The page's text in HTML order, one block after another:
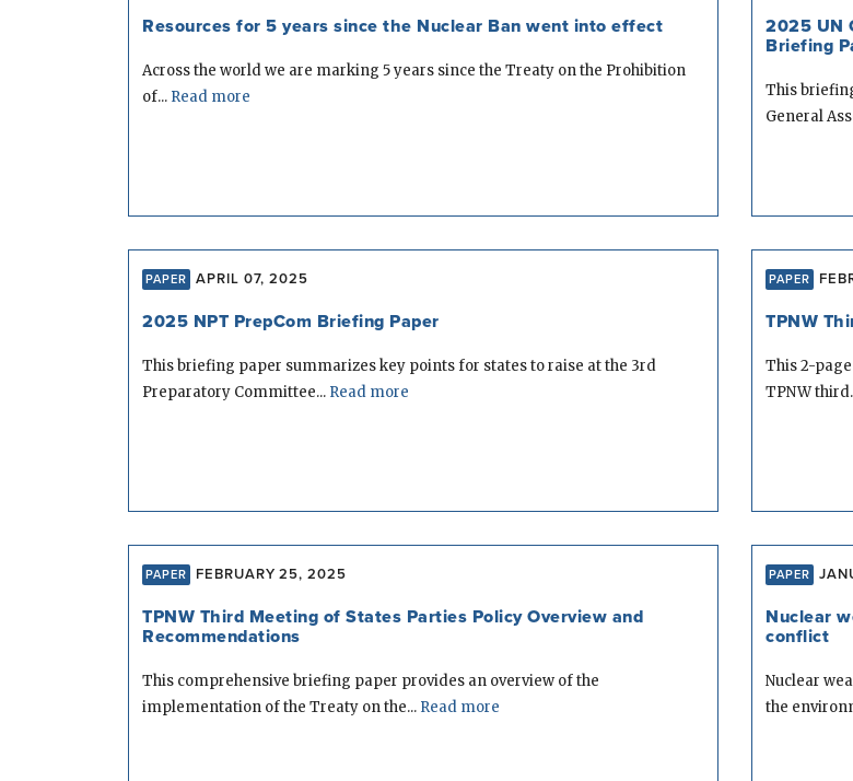
Resources for 5 years since the Nuclear Ban went into effect
Across the world we are marking 5 years since the Treaty on the Prohibition
of... Read more
2025 UN
Briefing
This
General
PAPER APRIL 07, 2025
2025 NPT PrepCom Briefing Paper
This briefing paper summarizes key points for states to raise at the 3rd
Preparatory Committee... Read more
PAPER
TPNW
This 2-
TPNW
PAPER FEBRUARY 25, 2025
TPNW Third Meeting of States Parties Policy Overview and
Recommendations
This comprehensive briefing paper provides an overview of the
implementation of the Treaty on the... Read more
PAPER
Nuclear
conflict
Nuclear
the